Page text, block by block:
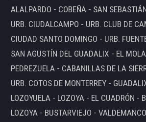
ALALPARDO - COBEÑA - SAN
URB. CIUDALCAMPO - URB. CLUB DE
CIUDAD SANTO DOMINGO - URB.
SAN AGUSTÍN DEL GUADALIX - EL
PEDREZUELA - CABANILLAS DE LA
URB. COTOS DE MONTERREY -
LOZOYUELA - LOZOYA - EL CUADRÓN -
LOZOYA - BUSTARVIEJO -